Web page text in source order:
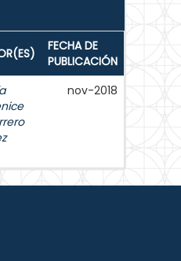
FECHA DE
PUBLICACIÓN
nov-2018